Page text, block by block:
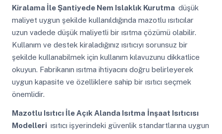
Kiralama İle Şantiyede Nem Islaklık Kurutma düşük
maliyet uygun şekilde kullanıldığında mazotlu ısıtıcılar
uzun vadede düşük maliyetli bir ısıtma çözümü olabilir.
Kullanım ve destek kiraladığınız ısıtıcıyı sorunsuz bir
şekilde kullanabilmek için kullanım kılavuzunu dikkatlice
okuyun. Fabrikanın ısıtma ihtiyacını doğru belirleyerek
uygun kapasite ve özelliklere sahip bir ısıtıcı seçmek
önemlidir.
Mazotlu Isıtıcı İle Açık Alanda Isıtma İnşaat Isıtıcısı
Modelleri ısıtıcı işyerindeki güvenlik standartlarına uygun